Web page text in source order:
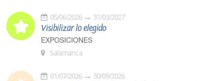
05/06/2026 31/03/2027
Visibilizar lo elegido
EXPOSICIONES
Salamanca
01/07/2026 30/09/2026